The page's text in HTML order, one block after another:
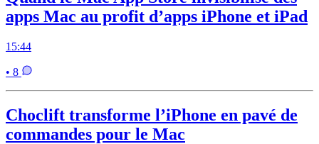
apps Mac au profit d’apps iPhone et iPad
15:44
• 8
Choclift transforme l’iPhone en pavé de
commandes pour le Mac